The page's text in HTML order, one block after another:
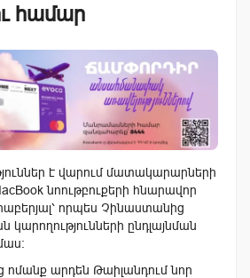
համար
է վարում մատակարարների
նոութբուքերի հնարավոր
որպես Չինաստանից
ընդլայնման
արդեն Թաիլանդում նոր